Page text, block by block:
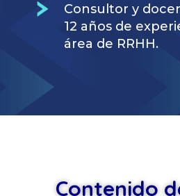
Consultor y
12 años de
área de RRHH.
Contenido